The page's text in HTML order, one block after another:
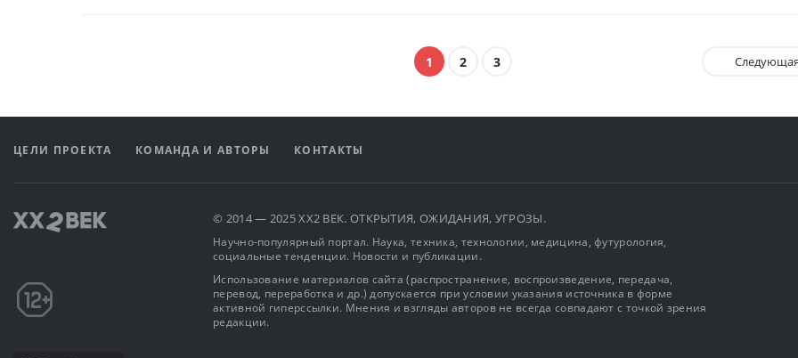
1 2 3
ЦЕЛИ ПРОЕКТА КОМАНДА И АВТОРЫ КОНТАКТЫ
© 2014 — 2025 XX2 ВЕК. ОТКРЫТИЯ, ОЖИДАНИЯ, УГРОЗЫ.
Научно-популярный портал. Наука, техника, технологии, медицина, футурология,
социальные тенденции. Новости и публикации.
Использование материалов сайта (распространение, воспроизведение, передача,
перевод, переработка и др.) допускается при условии указания источника в форме
активной гиперссылки. Мнения и взгляды авторов не всегда совпадают с точкой зрения
редакции.